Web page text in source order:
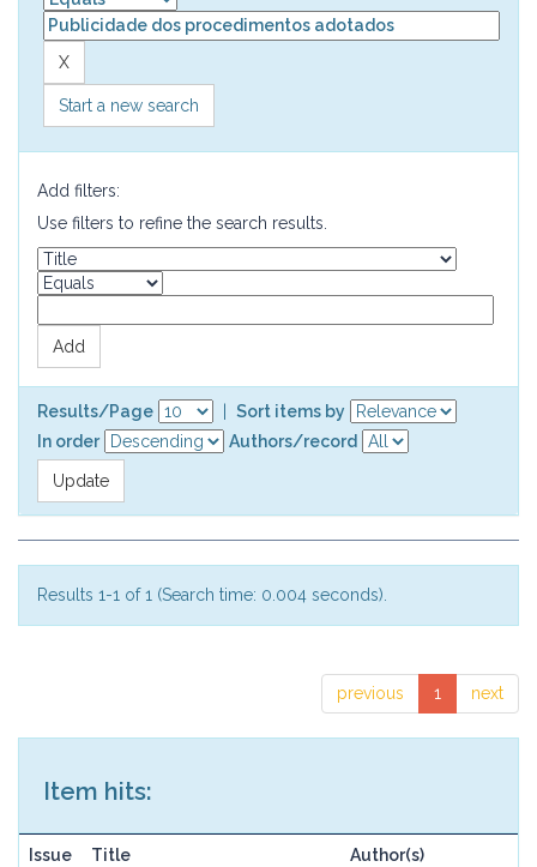
Start a new search
Add filters:
Use filters to refine the search results.
Results/Page
Sort items by
In order
Authors/record
Results 1-1 of 1 (Search time: 0.004 seconds).
previous 1 next
Item hits:
Issue Title Author(s)